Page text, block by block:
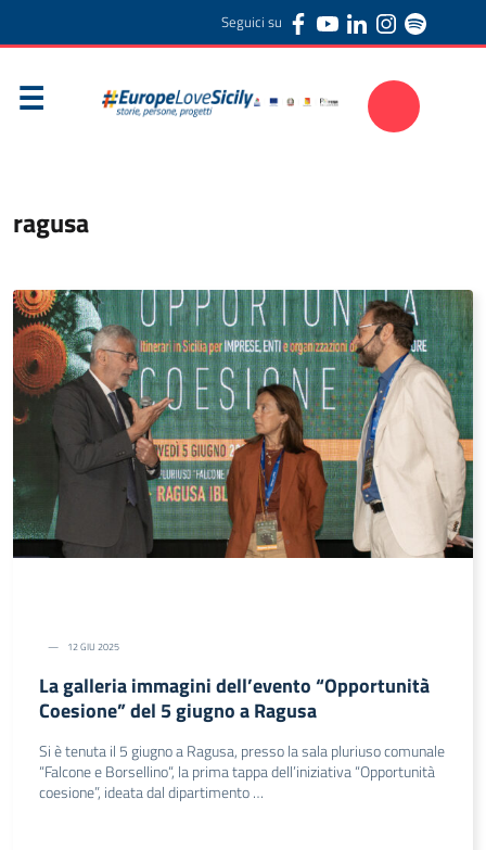
Seguici su
ragusa
12 GIU 2025
La galleria immagini dell’evento “Opportunità
Coesione” del 5 giugno a Ragusa
Si è tenuta il 5 giugno a Ragusa, presso la sala pluriuso comunale
“Falcone e Borsellino“, la prima tappa dell’iniziativa “Opportunità
coesione”, ideata dal dipartimento …